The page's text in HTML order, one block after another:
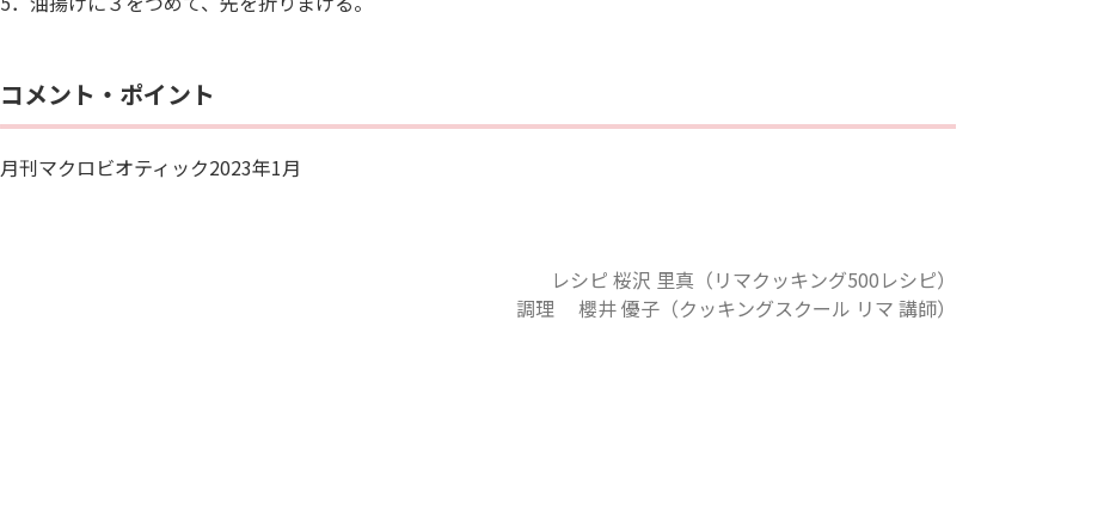
コメント・ポイント
月刊マクロビオティック2023年1月
レシピ 桜沢 里真（リマクッキング500レシピ）
調理 櫻井 優子（クッキングスクール リマ 講師）